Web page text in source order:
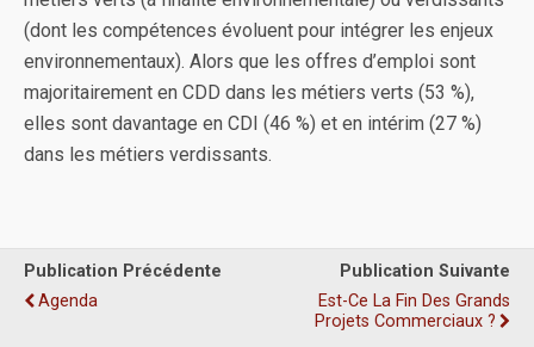
(dont les compétences évoluent pour intégrer les enjeux
environnementaux). Alors que les offres d’emploi sont
majoritairement en CDD dans les métiers verts (53 %),
elles sont davantage en CDI (46 %) et en intérim (27 %)
dans les métiers verdissants.
Publication Précédente
Agenda
Publication Suivante
Est-Ce La Fin Des Grands
Projets Commerciaux ?